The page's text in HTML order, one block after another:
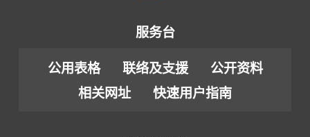
服务台
公用表格 联络及支援
公开资料
相关网址
快速用户指南